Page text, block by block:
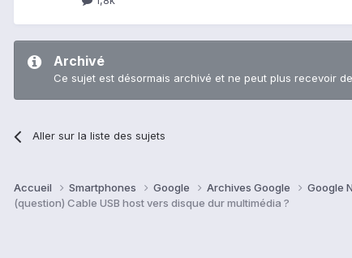
Archivé
Ce sujet est désormais archivé et ne peut plus recevoir
Aller sur la liste des sujets
Accueil Smartphones Google Archives Google Google
(question) Cable USB host vers disque dur multimédia ?